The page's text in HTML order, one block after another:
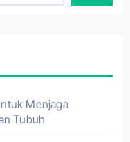
Menjaga
Tubuh